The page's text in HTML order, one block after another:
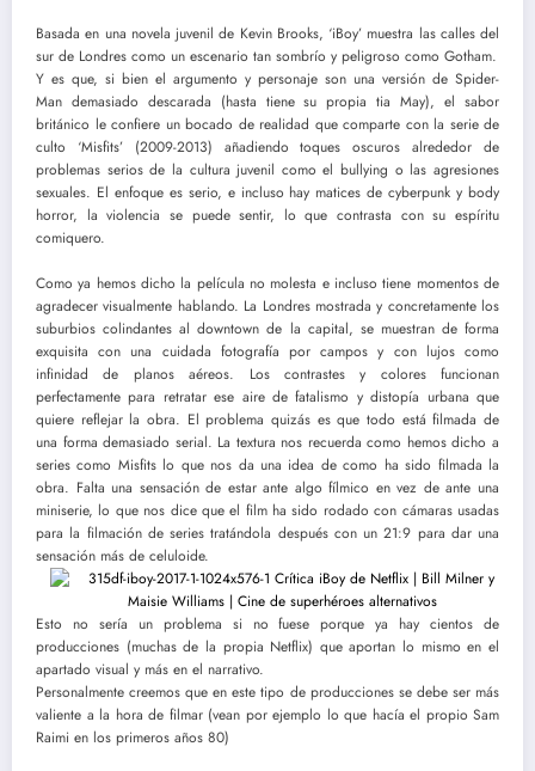
Basada en una novela juvenil de Kevin Brooks, ‘iBoy’ muestra las calles del
sur de Londres como un escenario tan sombrío y peligroso como Gotham.
Y es que, si bien el argumento y personaje son una versión de Spider-
Man demasiado descarada (hasta tiene su propia tia May), el sabor
británico le confiere un bocado de realidad que comparte con la serie de
culto ‘Misfits’ (2009-2013) añadiendo toques oscuros alrededor de
problemas serios de la cultura juvenil como el bullying o las agresiones
sexuales. El enfoque es serio, e incluso hay matices de cyberpunk y body
horror, la violencia se puede sentir, lo que contrasta con su espíritu
comiquero.
Como ya hemos dicho la película no molesta e incluso tiene momentos de
agradecer visualmente hablando. La Londres mostrada y concretamente los
suburbios colindantes al downtown de la capital, se muestran de forma
exquisita con una cuidada fotografía por campos y con lujos como
infinidad de planos aéreos. Los contrastes y colores funcionan
perfectamente para retratar ese aire de fatalismo y distopía urbana que
quiere reflejar la obra. El problema quizás es que todo está filmada de
una forma demasiado serial. La textura nos recuerda como hemos dicho a
series como Misfits lo que nos da una idea de como ha sido filmada la
obra. Falta una sensación de estar ante algo fílmico en vez de ante una
miniserie, lo que nos dice que el film ha sido rodado con cámaras usadas
para la filmación de series tratándola después con un 21:9 para dar una
sensación más de celuloide.
Esto no sería un problema si no fuese porque ya hay cientos de
producciones (muchas de la propia Netflix) que aportan lo mismo en el
apartado visual y más en el narrativo.
Personalmente creemos que en este tipo de producciones se debe ser más
valiente a la hora de filmar (vean por ejemplo lo que hacía el propio Sam
Raimi en los primeros años 80)